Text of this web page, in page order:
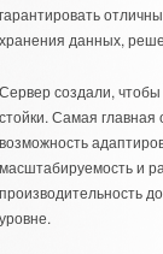
данных,
создали,
Самая главная
и